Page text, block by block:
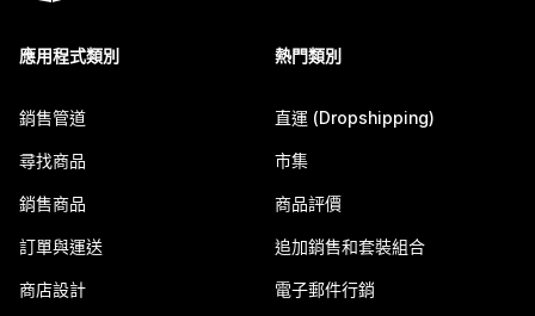
應用程式類別
銷售管道
尋找商品
銷售商品
訂單與運送
商店設計
熱門類別
直運 (Dropshipping)
市集
商品評價
追加銷售和套裝組合
電子郵件行銷